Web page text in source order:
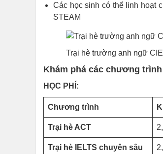
Các học sinh có thể linh hoạt
STEAM
Trại hè trường anh ngữ
Khám phá các chương
HỌC PHÍ:
Chương trình
Trại hè ACT
Trại hè IELTS chuyên sâu